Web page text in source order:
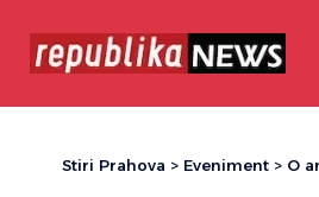
Stiri Prahova > Eveniment > O